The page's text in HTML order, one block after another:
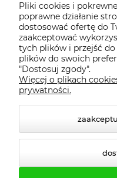
Dostawa -
Gwarancja i zwroty
Pomoc
Pliki cookies i
poprawne działanie
dostosować ofertę do
zaakceptować
tych plików i przejść
plików do swoich
"Dostosuj zgody".
Więcej o plikach
prywatności.